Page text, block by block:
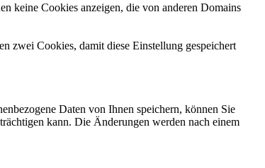
keine Cookies anzeigen, die von anderen Domains
zwei Cookies, damit diese Einstellung gespeichert
Daten von Ihnen speichern, können Sie
kann. Die Änderungen werden nach einem